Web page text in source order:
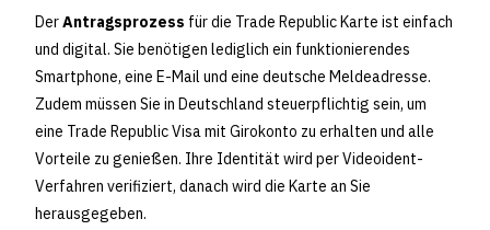
DerAntragsprozess für die Trade Republic Karte ist einfach
und digital. Sie benötigen lediglich ein funktionierendes
Smartphone, eine E-Mail und eine deutsche Meldeadresse.
Zudem müssen Sie in Deutschland steuerpflichtig sein, um
eine Trade Republic Visa mit Girokonto zu erhalten und alle
Vorteile zu genießen. Ihre Identität wird per Videoident-
Verfahren verifiziert, danach wird die Karte an Sie
herausgegeben.